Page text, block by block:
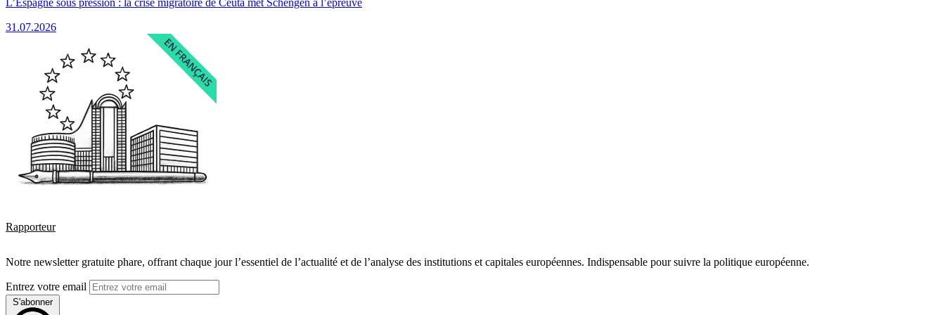
L’Espagne sous pression : la crise migratoire de Ceuta met Schengen à l’épreuve
31.07.2026
Rapporteur
Notre newsletter gratuite phare, offrant chaque jour l’essentiel de l’actualité et de l’analyse des institutions et capitales européennes. Indispensable pour suivre la politique européenne.
Entrez votre email
S'abonner